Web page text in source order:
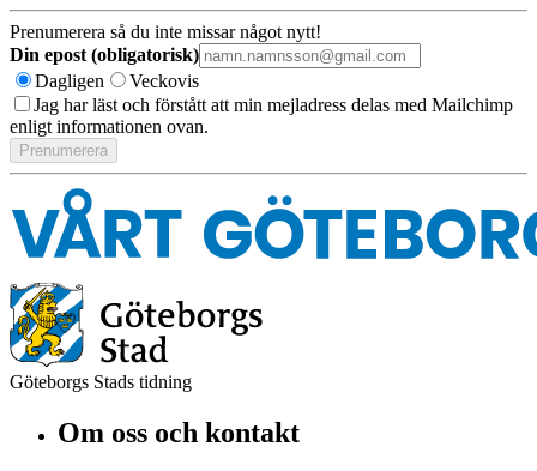
Prenumerera så du inte missar något nytt!
Din epost (obligatorisk)
Dagligen
Veckovis
Jag har läst och förstått att min mejladress delas med Mailchimp
enligt informationen ovan.
Göteborgs Stads tidning
Om oss och kontakt